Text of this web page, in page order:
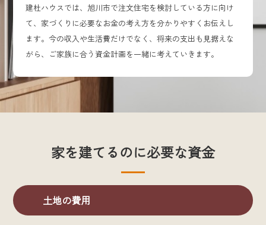
建杜ハウスでは、旭川市で注文住宅を検討している方に向け
て、家づくりに必要なお金の考え方を分かりやすくお伝えし
ます。今の収入や生活費だけでなく、将来の支出も見据えな
がら、ご家族に合う資金計画を一緒に考えていきます。
家を建てるのに必要な資金
土地の費用